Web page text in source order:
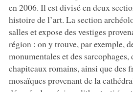
en 2006. Il est divisé en deux
histoire de l’art. La section
salles et expose des vestiges
région : on y trouve, par exemple,
monumentales et des sarcophages,
chapiteaux romains, ainsi que des
mosaïques provenant de la